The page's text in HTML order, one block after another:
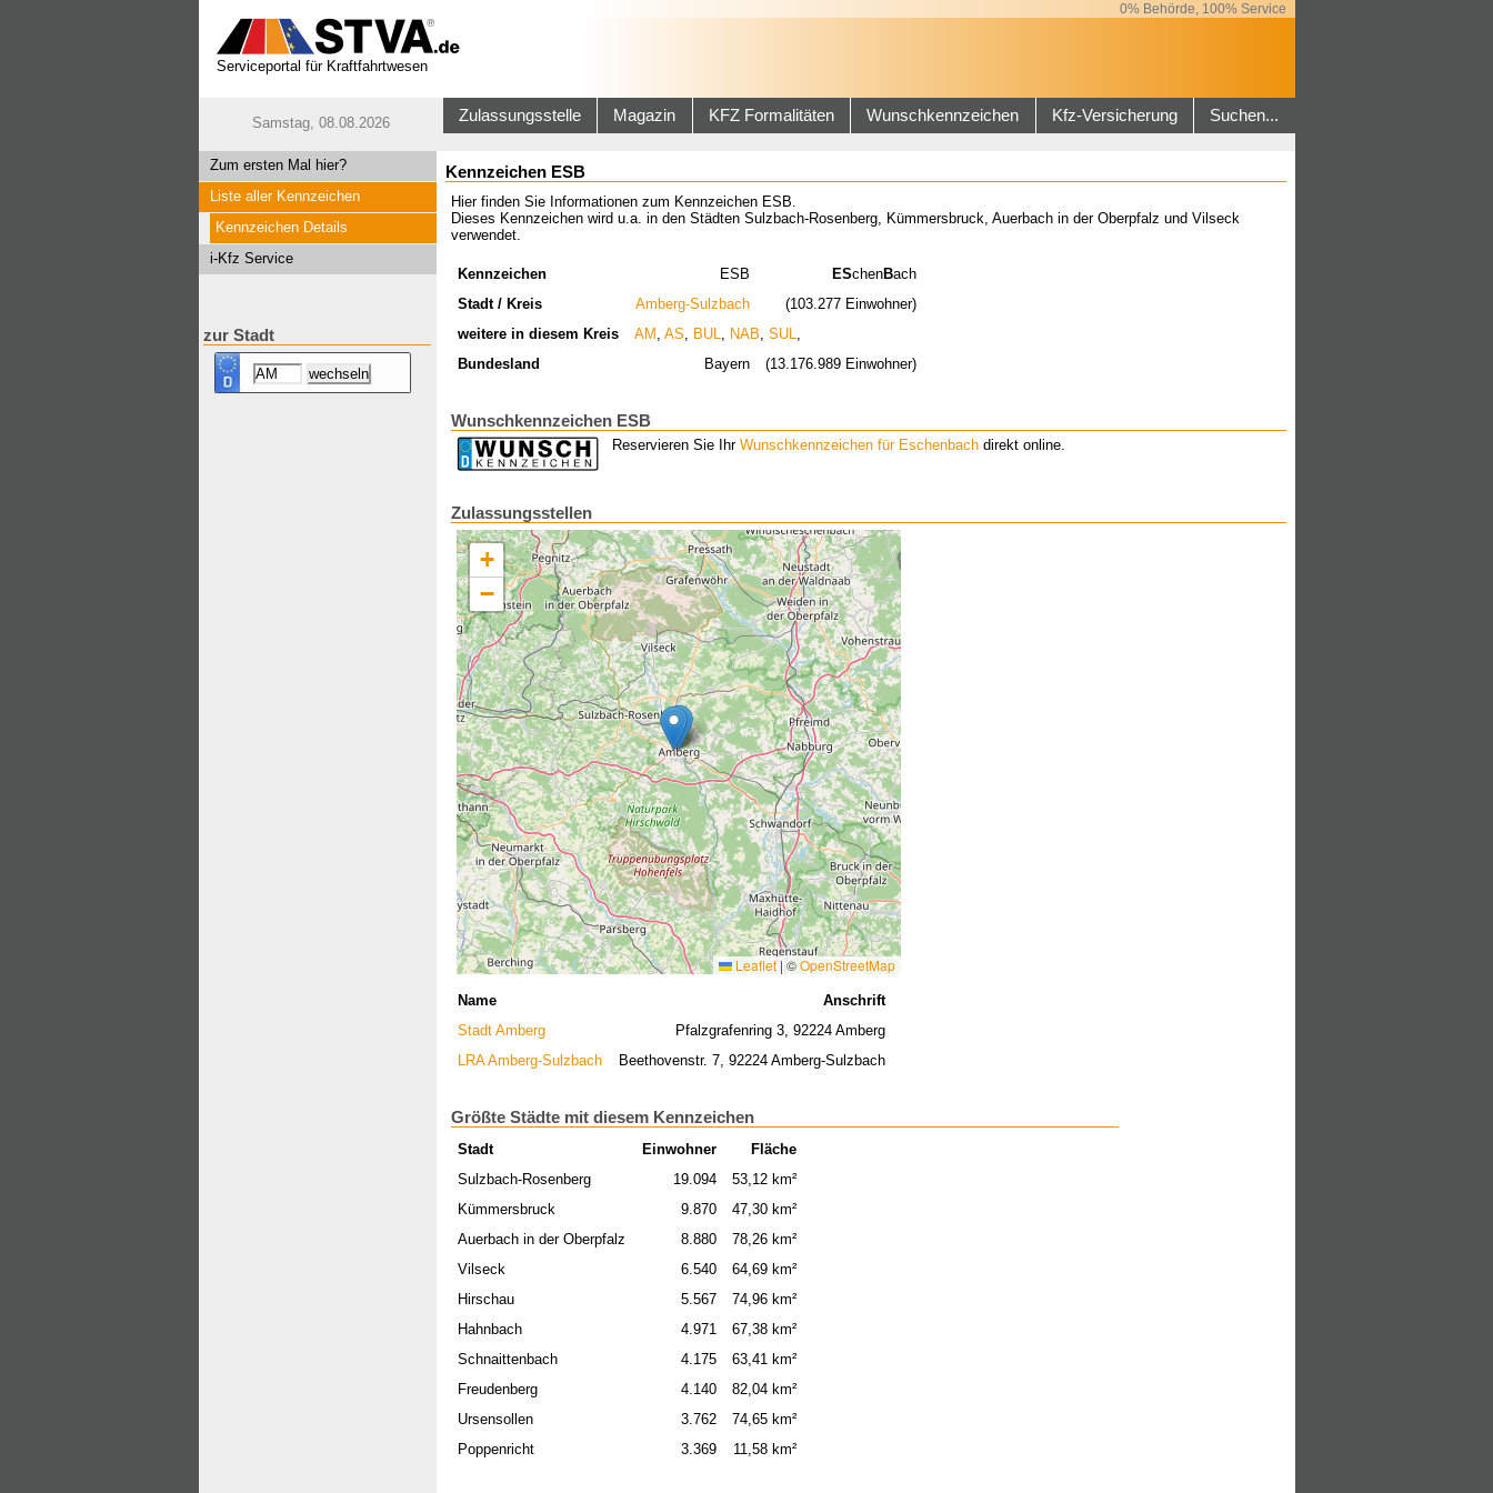
0% Behörde, 100% Service
Serviceportal für Kraftfahrtwesen
Samstag, 08.08.2026 Zulassungsstelle Magazin KFZ Formalitäten Wunschkennzeichen Kfz-Versicherung Suchen...
Zum ersten Mal hier?
Liste aller Kennzeichen
Kennzeichen Details
i-Kfz Service
zur Stadt
Kennzeichen ESB
Hier finden Sie Informationen zum Kennzeichen ESB.
Dieses Kennzeichen wird u.a. in den Städten Sulzbach-Rosenberg, Kümmersbruck, Auerbach in der Oberpfalz und Vilseck
verwendet.
Kennzeichen ESB ESchenBach
Stadt / Kreis
Amberg-Sulzbach
(103.277 Einwohner)
weitere in diesem Kreis
AM ,AS BUL NAB ,SUL
Bundesland
Bayern (13.176.989 Einwohner)
Wunschkennzeichen ESB
Reservieren Sie Ihr Wunschkennzeichen für Eschenbachdirekt online.
Zulassungsstellen
+
−
Leaflet | ©OpenStreetMap
Name
Anschrift
Stadt Amberg
Pfalzgrafenring 3, 92224 Amberg
LRA Amberg-Sulzbach
Beethovenstr. 7, 92224 Amberg-Sulzbach
Größte Städte mit diesem Kennzeichen
Stadt Einwohner
Fläche
Sulzbach-Rosenberg
19.094
53,12 km²
Kümmersbruck
9.870
47,30 km²
Auerbach in der Oberpfalz
8.880
78,26 km²
Vilseck
6.540
64,69 km²
Hirschau
5.567
74,96 km²
Hahnbach
4.971
67,38 km²
Schnaittenbach
4.175
63,41 km²
Freudenberg
4.140
82,04 km²
Ursensollen
3.762
74,65 km²
Poppenricht
3.369 11,58 km²